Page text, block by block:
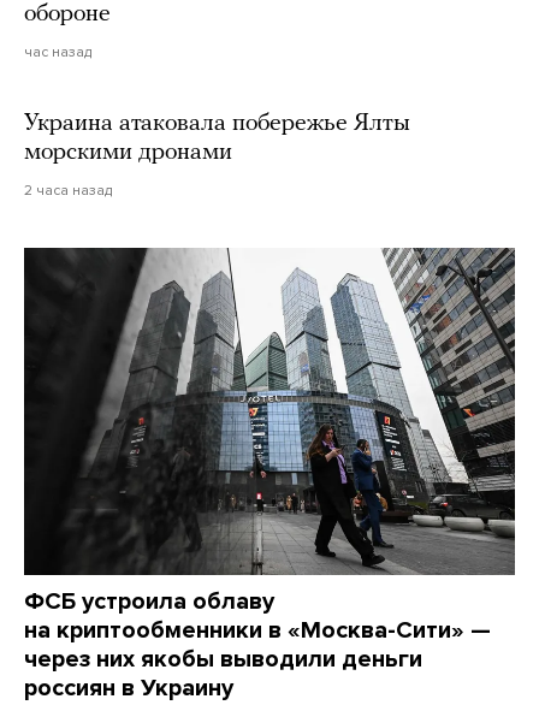
обороне
час назад
Украина атаковала побережье Ялты
морскими дронами
2 часа назад
ФСБ устроила облаву
на криптообменники в «Москва-Сити» —
через них якобы выводили деньги
россиян в Украину